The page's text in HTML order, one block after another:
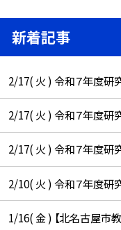
新着記事
2/17( 火 ) 令和７年度
2/17( 火 ) 令和７年度
2/17( 火 ) 令和７年度
2/10( 火 ) 令和７年度
1/16( 金 ) 【北名古屋市